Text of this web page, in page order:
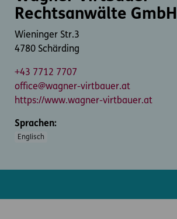
Rechtsanwälte GmbH
Wieninger Str.3
4780 Schärding
+43 7712 7707
office@wagner-virtbauer.at
https://www.wagner-virtbauer.at
Sprachen:
Englisch